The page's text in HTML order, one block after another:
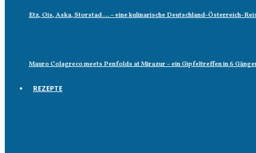
Etz, Ois, Aska, Storstad … – eine kulinarische Deutschland-Österreich-
Mauro Colagreco meets Penfolds at Mirazur – ein Gipfeltreffen in 6
REZEPTE